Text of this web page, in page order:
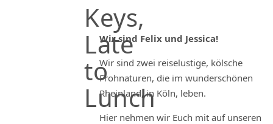
Keys,
Late
to
Lunch
Wir sind Felix und Jessica!
Wir sind zwei reiselustige, kölsche
Frohnaturen, die im wunderschönen
Rheinland, in Köln, leben.
Hier nehmen wir Euch mit auf unseren